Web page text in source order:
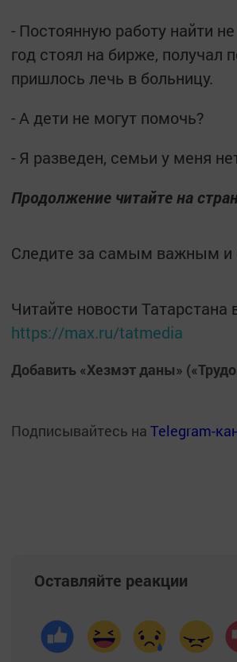
- Постоянную работу найти
год стоял на бирже, получал
пришлось лечь в больницу.
- А дети не могут помочь?
- Я разведен, семьи у меня
Продолжение читайте на
Следите за самым важным и
Читайте новости
https://max.ru/tatmedia
Добавить «Хезмэт даны»
Подписывайтесь на Telegram-
Оставляйте реакции